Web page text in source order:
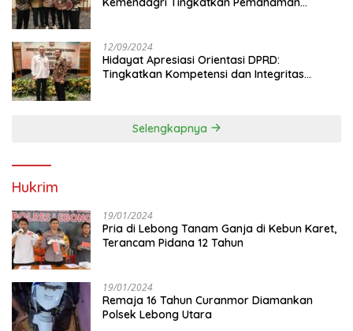
12/09/2024
Hidayat Apresiasi Orientasi DPRD:
Tingkatkan Kompetensi dan Integritas
Selengkapnya
Hukrim
19/01/2024
Pria di Lebong Tanam Ganja di Kebun Karet,
Terancam Pidana 12 Tahun
19/01/2024
Remaja 16 Tahun Curanmor Diamankan
Polsek Lebong Utara